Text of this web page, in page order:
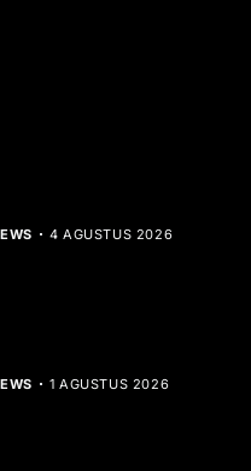
4 AGUSTUS 2026
1 AGUSTUS 2026